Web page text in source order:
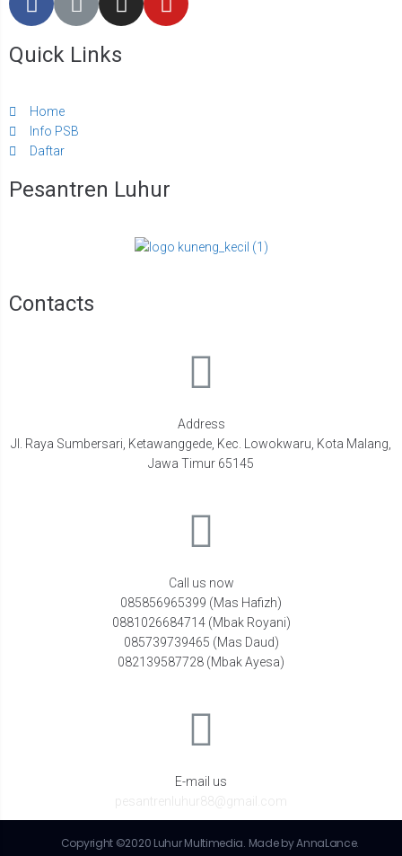
Quick Links
Home
Info PSB
Daftar
Pesantren Luhur
Contacts
Address
Jl. Raya Sumbersari, Ketawanggede, Kec. Lowokwaru, Kota Malang,
Jawa Timur 65145
Call us now
085856965399 (Mas Hafizh)
0881026684714 (Mbak Royani)
085739739465 (Mas Daud)
082139587728 (Mbak Ayesa)
E-mail us
pesantrenluhur88@gmail.com
Copyright ©2020 Luhur Multimedia. Made by AnnaLance.